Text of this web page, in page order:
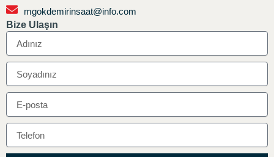
mgokdemirinsaat@info.com
Bize Ulaşın